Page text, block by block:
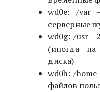
wd0e: /var
серверные
wd0g: /usr -
(иногда
диска)
wd0h: /
файлов